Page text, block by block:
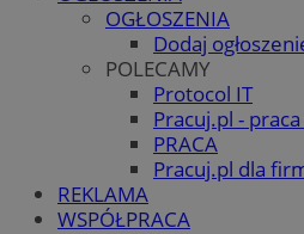
OGŁOSZENIA
Dodaj
POLECAMY
Protocol IT
Pracuj.pl -
PRACA
Pracuj.pl dla
REKLAMA
WSPÓŁPRACA